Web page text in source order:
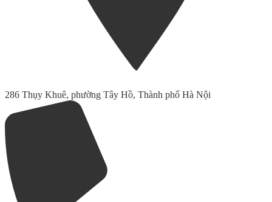
286 Thụy Khuê, phường Tây Hồ, Thành phố Hà Nội